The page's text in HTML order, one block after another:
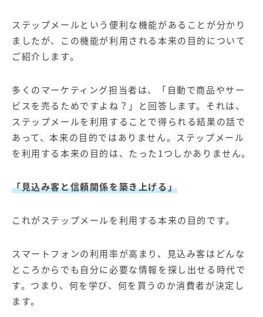
ステップメールという便利な機能があることが分かり
ましたが、この機能が利用される本来の目的について
ご紹介します。
多くのマーケティング担当者は、「自動で商品やサー
ビスを売るためですよね？」と回答します。それは、
ステップメールを利用することで得られる結果の話で
あって、本来の目的ではありません。ステップメール
を利用する本来の目的は、たった1つしかありません。
「見込み客と信頼関係を築き上げる」
これがステップメールを利用する本来の目的です。
スマートフォンの利用率が高まり、見込み客はどんな
ところからでも自分に必要な情報を探し出せる時代で
す。つまり、何を学び、何を買うのか消費者が決定し
ます。